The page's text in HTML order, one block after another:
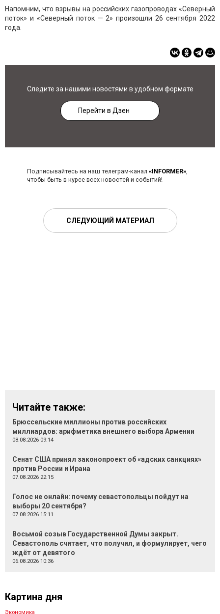
Напомним, что взрывы на российских газопроводах «Северный
поток» и «Северный поток — 2» произошли 26 сентября 2022
года.
Следите за нашими новостями в удобном формате
Перейти в Дзен
Подписывайтесь на наш телеграм-канал «INFORMER»,
чтобы быть в курсе всех новостей и событий!
СЛЕДУЮЩИЙ МАТЕРИАЛ
Читайте также:
Брюссельские миллионы против российских
миллиардов: арифметика внешнего выбора Армении
08.08.2026 09:14
Сенат США принял законопроект об «адских санкциях»
против России и Ирана
07.08.2026 22:15
Голос не онлайн: почему севастопольцы пойдут на
выборы 20 сентября?
07.08.2026 15:11
Восьмой созыв Государственной Думы закрыт.
Севастополь считает, что получил, и формулирует, чего
ждёт от девятого
06.08.2026 10:36
Картина дня
Экономика